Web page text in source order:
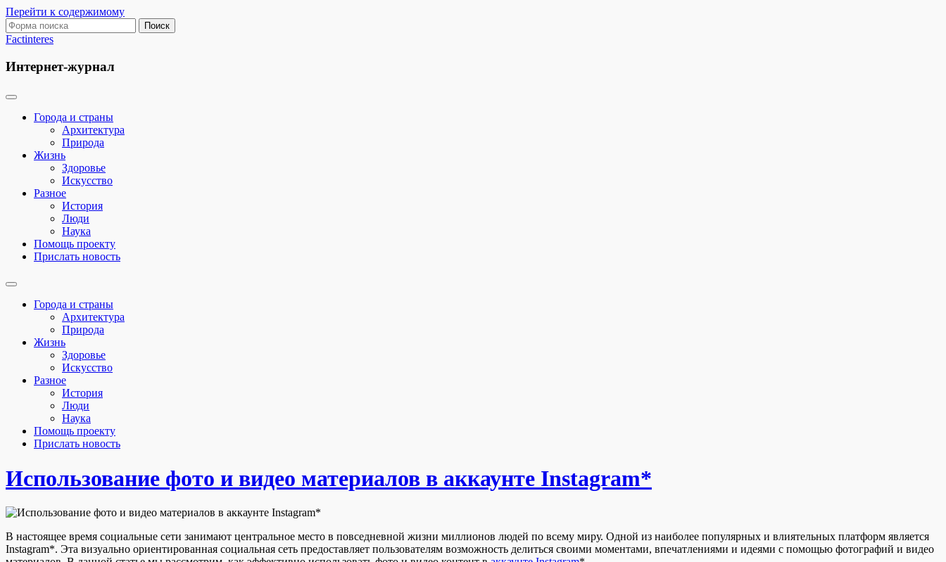
Перейти к содержимому
Поиск:
Factinteres
Интернет-журнал
Города и страны
Архитектура
Природа
Жизнь
Здоровье
Искусство
Разное
История
Люди
Наука
Помощь проекту
Прислать новость
Переключить
поискаГорода и страны
Архитектура
Природа
Жизнь
Здоровье
Искусство
Разное
История
Люди
Наука
Помощь проекту
Прислать новость
Использование фото и видео материалов в аккаунте Instagram*
В настоящее время социальные сети занимают центральное место в повседневной жизни миллионов людей по всему миру. Одной из наиболее популярных и влиятельных платформ является
Instagram*. Эта визуально ориентированная социальная сеть предоставляет пользователям возможность делиться своими моментами, впечатлениями и идеями с помощью фотографий и видео